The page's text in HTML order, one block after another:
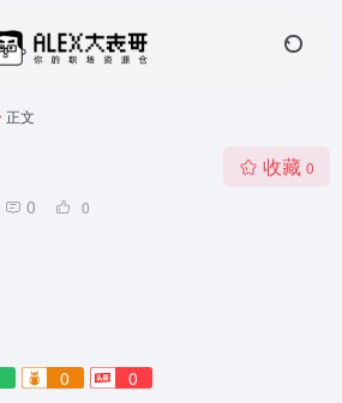
正文
0 0
收藏 0
0 0